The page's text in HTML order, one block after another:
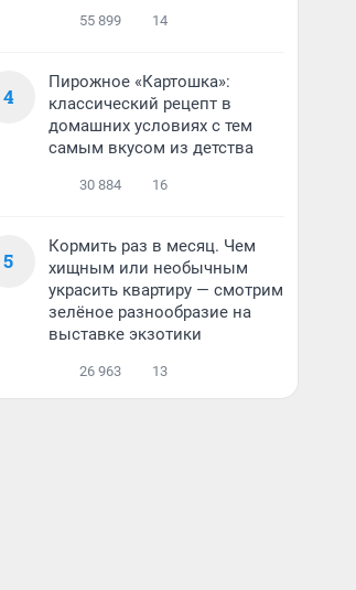
55 899 14
4
Пирожное «Картошка»:
классический рецепт в
домашних условиях с тем
самым вкусом из детства
30 884 16
5
Кормить раз в месяц. Чем
хищным или необычным
украсить квартиру — смотрим
зелёное разнообразие на
выставке экзотики
26 963 13